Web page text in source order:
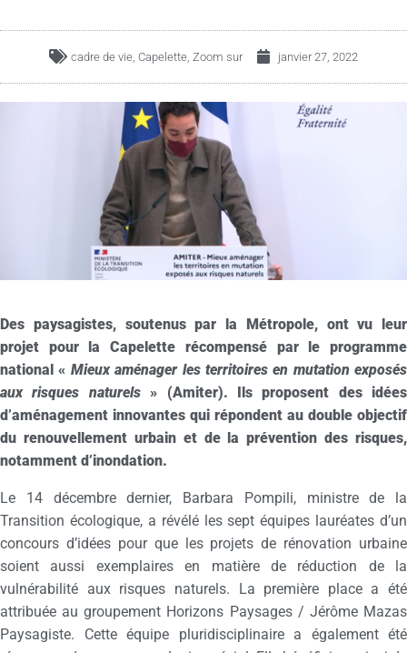
cadre de vie Capelette Zoom sur janvier 27, 2022
Des paysagistes, soutenus par la Métropole, ont vu leur
projet pour la Capelette récompensé par le programme
national « Mieux aménager les territoires en mutation exposés
aux risques naturels » (Amiter). Ils proposent des idées
d’aménagement innovantes qui répondent au double objectif
du renouvellement urbain et de la prévention des risques,
notamment d’inondation.
Le 14 décembre dernier, Barbara Pompili, ministre de la
Transition écologique, a révélé les sept équipes lauréates d’un
concours d’idées pour que les projets de rénovation urbaine
soient aussi exemplaires en matière de réduction de la
vulnérabilité aux risques naturels. La première place a été
attribuée au groupement Horizons Paysages / Jérôme Mazas
Paysagiste. Cette équipe pluridisciplinaire a également été